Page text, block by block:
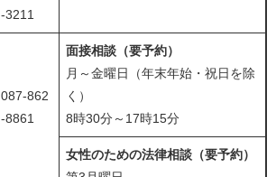
-3211
087-862
-8861
面接相談（要予約）
月～金曜日（年末年始・祝日を除
く）
8時30分～17時15分
女性のための法律相談（要予約）